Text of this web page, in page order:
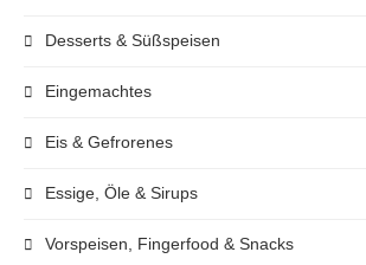
Desserts & Süßspeisen
Eingemachtes
Eis & Gefrorenes
Essige, Öle & Sirups
Vorspeisen, Fingerfood & Snacks